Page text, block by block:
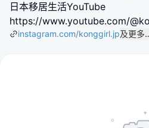
日本移居生活YouTube
https://www.youtube.com/
instagram.com/konggirl.jp及更多